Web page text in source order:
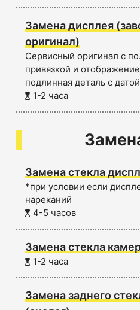
Замена дисплея
оригинал)
Сервисный оригинал с
привязкой и
подлинная деталь с
1-2 часа
Замена стекла
*при условии если
нареканий
4-5 часов
Замена стекла
1-2 часа
Замена заднего